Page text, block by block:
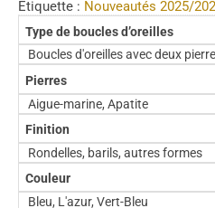
Étiquette : Nouveautés 2025/
Type de boucles d’oreilles
Boucles d'oreilles avec deux
Pierres
Aigue-marine, Apatite
Finition
Rondelles, barils, autres formes
Couleur
Bleu, L'azur, Vert-Bleu